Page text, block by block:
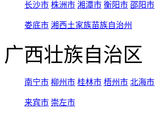
长沙市 株洲市 湘潭市 衡阳市 邵阳市
娄底市 湘西土家族苗族自治州
广西壮族自治区
南宁市 柳州市 桂林市 梧州市 北海市
来宾市 崇左市